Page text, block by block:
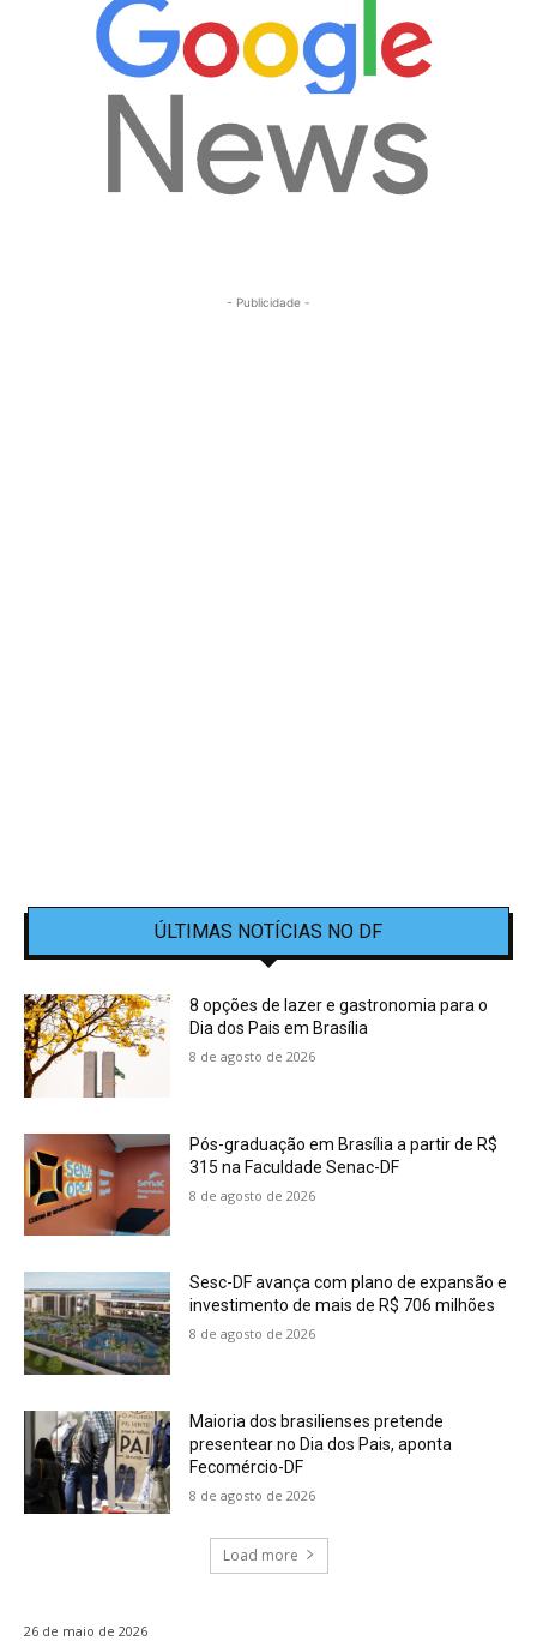
- Publicidade -
ÚLTIMAS NOTÍCIAS NO DF
8 opções de lazer e gastronomia para o
Dia dos Pais em Brasília
8 de agosto de 2026
Pós-graduação em Brasília a partir de R$
315 na Faculdade Senac-DF
8 de agosto de 2026
Sesc-DF avança com plano de expansão e
investimento de mais de R$ 706 milhões
8 de agosto de 2026
Maioria dos brasilienses pretende
presentear no Dia dos Pais, aponta
Fecomércio-DF
8 de agosto de 2026
Load more
26 de maio de 2026